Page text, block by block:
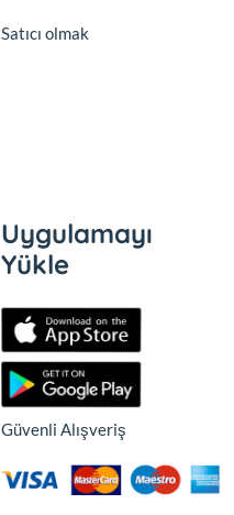
Satıcı olmak
Uygulamayı
Yükle
Güvenli Alışveriş